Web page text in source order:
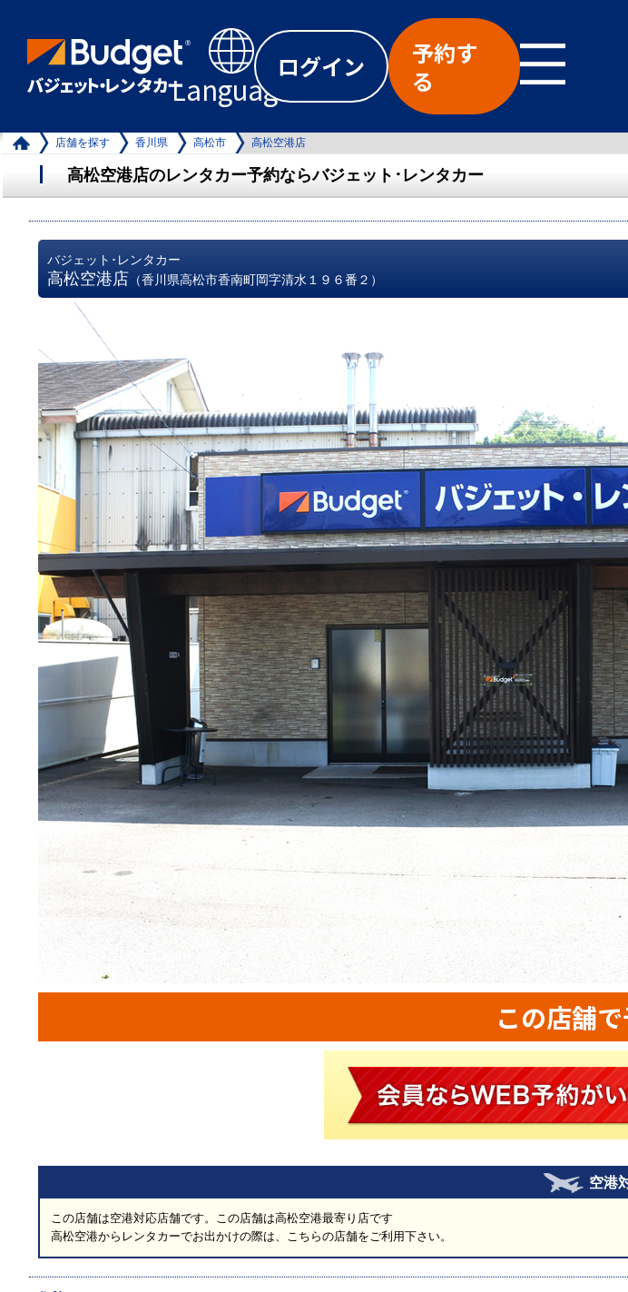
Language
ログイン
予約す
る
店舗を探す 香川県 高松市 高松空港店
高松空港店のレンタカー予約ならバジェット･レンタカー
バジェット･レンタカー
高松空港店 （香川県高松市香南町岡字清水１９６番２）
この店舗
空港
この店舗は空港対応店舗です。この店舗は高松空港最寄り店です
高松空港からレンタカーでお出かけの際は、こちらの店舗をご利用下さい。